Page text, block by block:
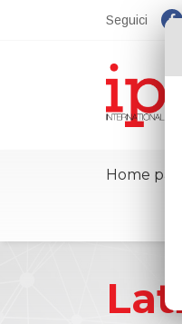
Seguici
Home page